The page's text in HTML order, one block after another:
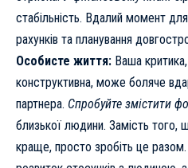
стабільність. Вдалий момент для
рахунків та планування
Особисте життя: Ваша
конструктивна, може боляче
партнера. Спробуйте змістити
близької людини. Замість того,
краще, просто зробіть це